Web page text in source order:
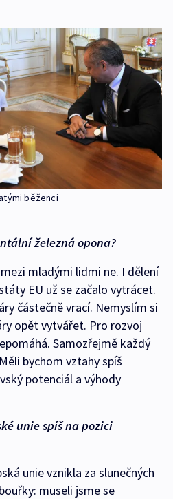
běženci
železná opona?
mladými lidmi ne. I dělení
EU už se začalo vytrácet.
částečně vrací. Nemyslím si
opět vytvářet. Pro rozvoj
Samozřejmě každý
bychom vztahy spíš
potenciál a výhody
unie spíš na pozici
unie vznikla za slunečných
museli jsme se